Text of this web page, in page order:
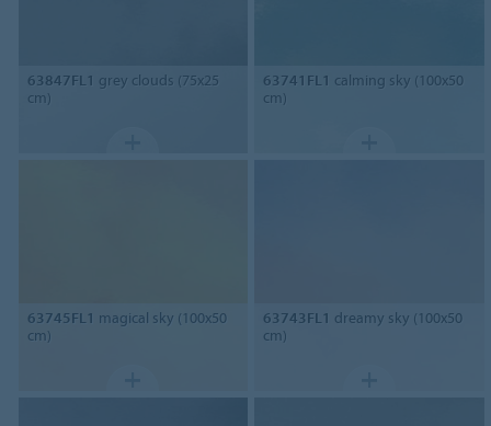
63847FL1 grey clouds (75x25
cm)
63741FL1 calming sky (100x50
cm)
63745FL1 magical sky (100x50
cm)
63743FL1 dreamy sky (100x50
cm)